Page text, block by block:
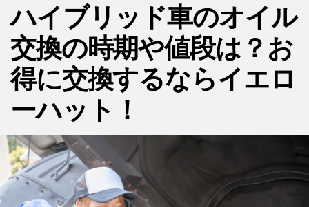
ハイブリッド車のオイル
交換の時期や値段は？お
得に交換するならイエロ
ーハット！